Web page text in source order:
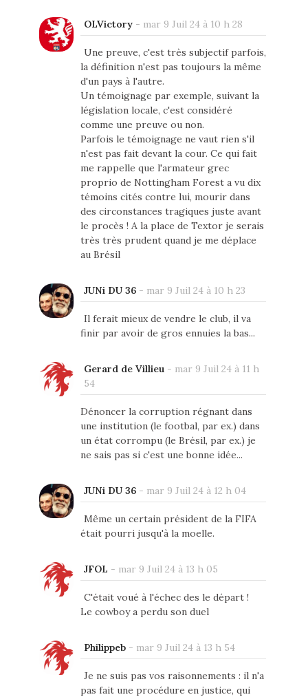
OLVictory- mar 9 Juil 24 à 10 h 28
Une preuve, c'est très subjectif parfois,
la définition n'est pas toujours la même
d'un pays à l'autre.
Un témoignage par exemple, suivant la
législation locale, c'est considéré
comme une preuve ou non.
Parfois le témoignage ne vaut rien s'il
n'est pas fait devant la cour. Ce qui fait
me rappelle que l'armateur grec
proprio de Nottingham Forest a vu dix
témoins cités contre lui, mourir dans
des circonstances tragiques juste avant
le procès ! A la place de Textor je serais
très très prudent quand je me déplace
au Brésil
JUNi DU 36- mar 9 Juil 24 à 10 h 23
Il ferait mieux de vendre le club, il va
finir par avoir de gros ennuies la bas...
Gerard de Villieu- mar 9 Juil 24 à 11 h
54
Dénoncer la corruption régnant dans
une institution (le footbal, par ex.) dans
un état corrompu (le Brésil, par ex.) je
ne sais pas si c'est une bonne idée...
JUNi DU 36- mar 9 Juil 24 à 12 h 04
Même un certain président de la FIFA
était pourri jusqu'à la moelle.
JFOL - mar 9 Juil 24 à 13 h 05
C'était voué à l'échec des le départ !
Le cowboy a perdu son duel
Philippeb- mar 9 Juil 24 à 13 h 54
Je ne suis pas vos raisonnements : il n'a
pas fait une procédure en justice, qui